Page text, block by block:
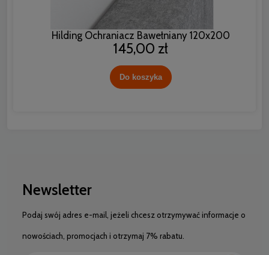
Hilding Ochraniacz Bawełniany 120x200
145,00 zł
Do koszyka
Newsletter
Podaj swój adres e-mail, jeżeli chcesz otrzymywać informacje o
nowościach, promocjach i otrzymaj 7% rabatu.